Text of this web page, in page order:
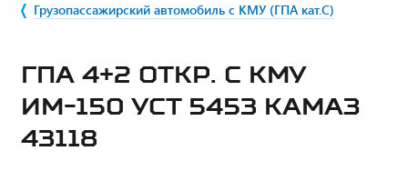
Грузопассажирский автомобиль с КМУ (ГПА кат.С)
ГПА 4+2 ОТКР. С КМУ
ИМ-150 УСТ 5453 КАМАЗ
43118